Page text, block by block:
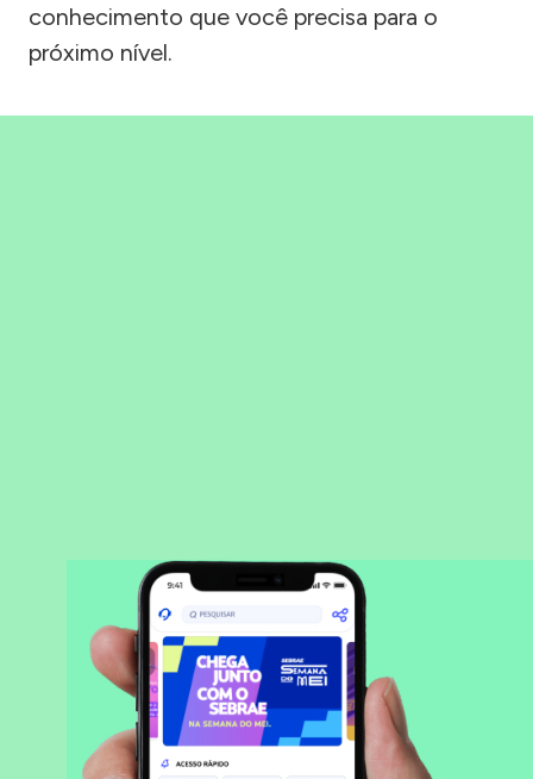
conhecimento que você precisa para o
próximo nível.